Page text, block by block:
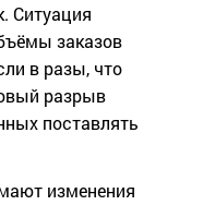
Ситуация
заказов
в разы, что
разрыв
поставлять
изменения